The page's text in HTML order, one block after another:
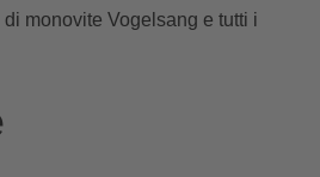
monovite Vogelsang e tutti i